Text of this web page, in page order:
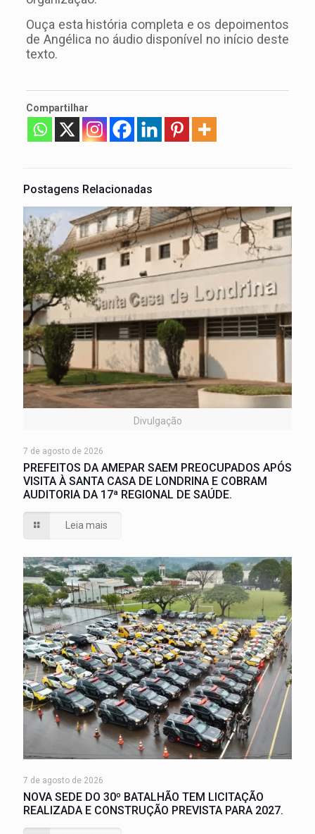
Ouça esta história completa e os depoimentos
de Angélica no áudio disponível no início deste
texto.
Compartilhar
Postagens Relacionadas
Divulgação
7 de agosto de 2026
PREFEITOS DA AMEPAR SAEM PREOCUPADOS APÓS
VISITA À SANTA CASA DE LONDRINA E COBRAM
AUDITORIA DA 17ª REGIONAL DE SAÚDE.
Leia mais
7 de agosto de 2026
NOVA SEDE DO 30º BATALHÃO TEM LICITAÇÃO
REALIZADA E CONSTRUÇÃO PREVISTA PARA 2027.